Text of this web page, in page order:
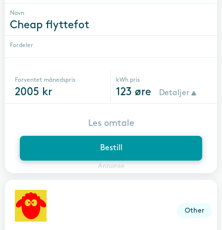
Navn
Cheap flyttefot
Fordeler
Forventet månedspris
2005 kr
kWh pris
123 øre Detaljer
Bestill
Annonse
Les omtale
Other